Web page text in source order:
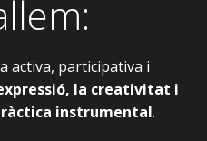
activa, participativa i
la creativitat i
instrumental.